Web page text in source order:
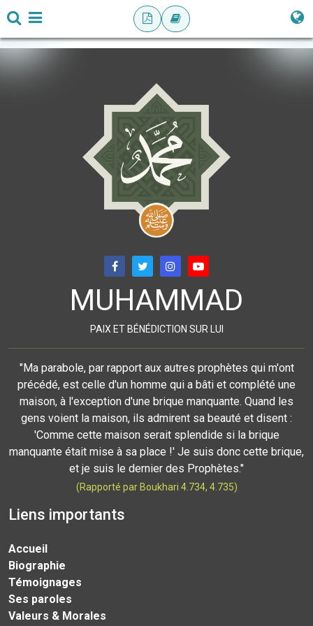
MUHAMMAD
PAIX ET BÉNÉDICTION SUR LUI
"Ma parabole, par rapport aux autres prophètes qui m'ont
précédé, est celle d'un homme qui a bâti et complété une
maison, à l'exception d'une brique manquante. Quand les
gens voient la maison, ils admirent sa beauté et disent :
'Comme cette maison serait splendide si la brique
manquante était mise à sa place !' Je suis donc cette brique,
et je suis le dernier des Prophètes."
(Rapporté par Boukhari 4.734, 4.735)
Liens importants
Accueil
Biographie
Témoignages
Ses paroles
Valeurs & Morales